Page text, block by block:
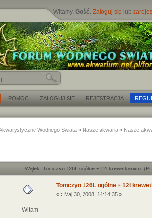
Witamy,Gość.Zaloguj się lub
POMOC ZALOGUJ SIĘ REJESTRACJA
Wodnego Swiata « Nasze akwaria « Nasze
Wątek: Tomczyn 126L ogólne + 12l krewetkarium
Tomczyn 126L ogólne + 12l
« : Maj 30, 2008, 14:14:35 »
Witam